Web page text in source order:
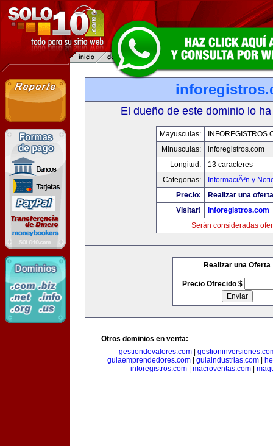
El dueño de este dominio lo
Mayusculas:
Minusculas:
inforegistros.com
Longitud:
13 caracteres
Categorias:
InformaciÃ³n y
Precio:
Realizar una
Visitar!
inforegistros.com
Serán consideradas
Realizar una Oferta
Precio Ofrecido $
Otros dominios en venta:
gestiondevalores.com|
guiaemprendedores.com
guiaindustrias.com
inforegistros.com| macroventas.com|